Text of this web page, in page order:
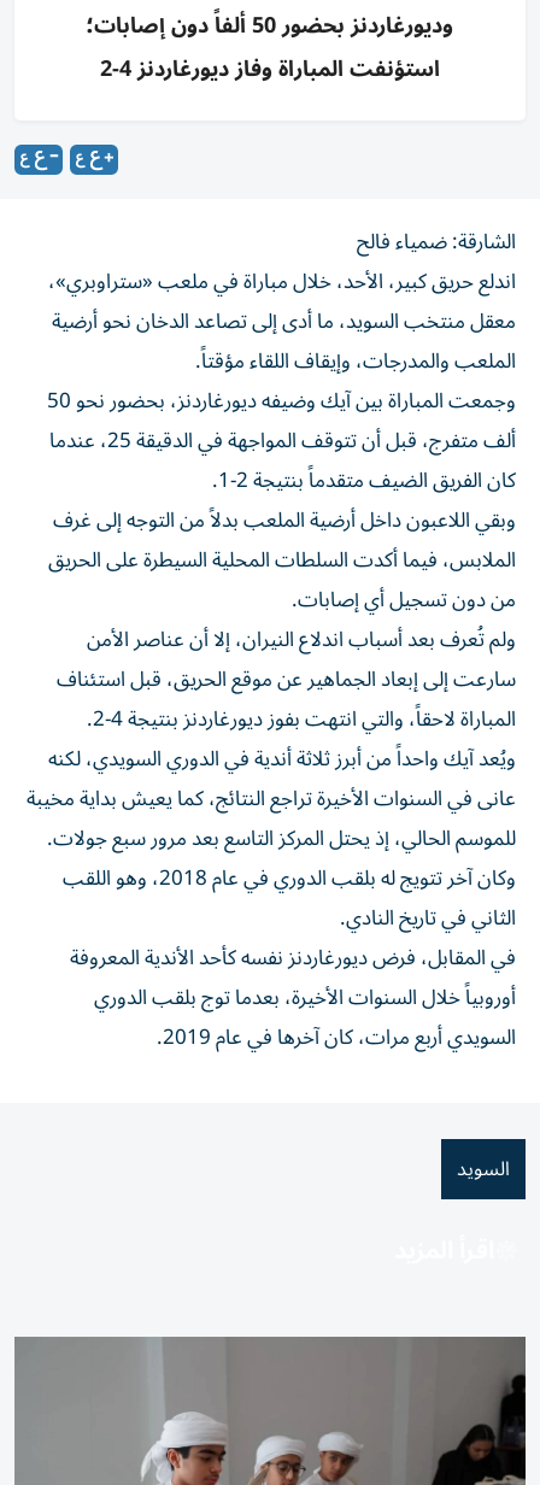
وديورغاردنز بحضور 50 ألفاً دون إصابات؛
استؤنفت المباراة وفاز ديورغاردنز 4-2
الشارقة: ضمياء فالح
اندلع حريق كبير، الأحد، خلال مباراة في ملعب «ستراوبري»،
معقل منتخب السويد، ما أدى إلى تصاعد الدخان نحو أرضية
الملعب والمدرجات، وإيقاف اللقاء مؤقتاً.
وجمعت المباراة بين آيك وضيفه ديورغاردنز، بحضور نحو 50
ألف متفرج، قبل أن تتوقف المواجهة في الدقيقة 25، عندما
كان الفريق الضيف متقدماً بنتيجة 2-1.
وبقي اللاعبون داخل أرضية الملعب بدلاً من التوجه إلى غرف
الملابس، فيما أكدت السلطات المحلية السيطرة على الحريق
من دون تسجيل أي إصابات.
ولم تُعرف بعد أسباب اندلاع النيران، إلا أن عناصر الأمن
سارعت إلى إبعاد الجماهير عن موقع الحريق، قبل استئناف
المباراة لاحقاً، والتي انتهت بفوز ديورغاردنز بنتيجة 4-2.
ويُعد آيك واحداً من أبرز ثلاثة أندية في الدوري السويدي، لكنه
عانى في السنوات الأخيرة تراجع النتائج، كما يعيش بداية مخيبة
للموسم الحالي، إذ يحتل المركز التاسع بعد مرور سبع جولات.
وكان آخر تتويج له بلقب الدوري في عام 2018، وهو اللقب
الثاني في تاريخ النادي.
في المقابل، فرض ديورغاردنز نفسه كأحد الأندية المعروفة
أوروبياً خلال السنوات الأخيرة، بعدما توج بلقب الدوري
السويدي أربع مرات، كان آخرها في عام 2019.
السويد